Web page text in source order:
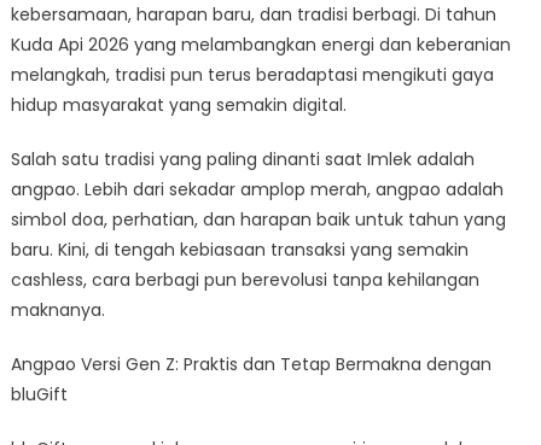
kebersamaan, harapan baru, dan tradisi berbagi. Di tahun
Kuda Api 2026 yang melambangkan energi dan keberanian
melangkah, tradisi pun terus beradaptasi mengikuti gaya
hidup masyarakat yang semakin digital.
Salah satu tradisi yang paling dinanti saat Imlek adalah
angpao. Lebih dari sekadar amplop merah, angpao adalah
simbol doa, perhatian, dan harapan baik untuk tahun yang
baru. Kini, di tengah kebiasaan transaksi yang semakin
cashless, cara berbagi pun berevolusi tanpa kehilangan
maknanya.
Angpao Versi Gen Z: Praktis dan Tetap Bermakna dengan
bluGift